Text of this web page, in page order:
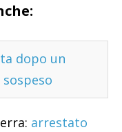
dopo un
arrestato